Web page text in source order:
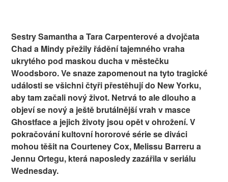
Sestry Samantha a Tara Carpenterové a dvojčata
Chad a Mindy přežily řádění tajemného vraha
ukrytého pod maskou ducha v městečku
Woodsboro. Ve snaze zapomenout na tyto tragické
události se všichni čtyři přestěhují do New Yorku,
aby tam začali nový život. Netrvá to ale dlouho a
objeví se nový a ještě brutálnější vrah v masce
Ghostface a jejich životy jsou opět v ohrožení. V
pokračování kultovní hororové série se diváci
mohou těšit na Courteney Cox, Melissu Barreru a
Jennu Ortegu, která naposledy zazářila v seriálu
Wednesday.